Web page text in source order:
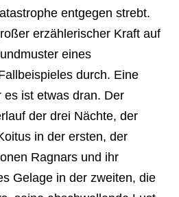
entgegen strebt.
erzählerischer Kraft auf
eines
durch. Eine
ist etwas dran. Der
der drei Nächte, der
in der ersten, der
Ragnars und ihr
Gelage in der zweiten, die